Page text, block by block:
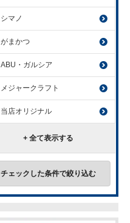
シマノ
がまかつ
ABU・ガルシア
メジャークラフト
当店オリジナル
+ 全て表示する
チェックした条件で絞り込む